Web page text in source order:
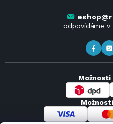
odpovídáme v
Možnosti